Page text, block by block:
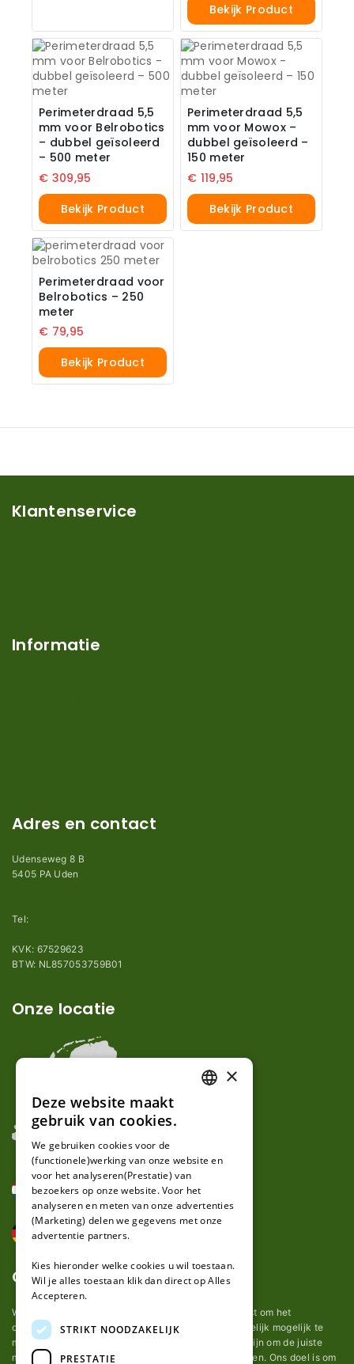
Bekijk Product
Perimeterdraad 5,5
mm voor Belrobotics
– dubbel geïsoleerd
– 500 meter
€ 309,95
Bekijk Product
Perimeterdraad 5,5
mm voor Mowox –
dubbel geïsoleerd –
150 meter
€ 119,95
Bekijk Product
Perimeterdraad voor
Belrobotics – 250
meter
€ 79,95
Bekijk Product
Klantenservice
Informatie
Adres en contact
Udenseweg 8 B
5405 PA Uden
Tel:
KVK: 67529623
BTW: NL857053759B01
Onze locatie
Over ons
Wij van robotmaaier-mesjes.nl doen ons uiterste best om het
onderhoud van robot grasmaaier mesjes zo gemakkelijk mogelijk te
maken. Uit ervaring merkten we hoe lastig het kan zijn om de juiste
messen voor een automatische grasmachine te vinden. Ons doel is om
GERMAN
×
Deze website maakt
gebruik van cookies.
We gebruiken cookies voor de
(functionele)werking van onze website en
voor het analyseren(Prestatie) van
bezoekers op onze website. Voor het
analyseren en meten van onze advertenties
(Marketing) delen we gegevens met onze
advertentie partners.
Kies hieronder welke cookies u wil toestaan.
Wil je alles toestaan klik dan direct op Alles
Accepteren.
STRIKT NOODZAKELIJK
PRESTATIE